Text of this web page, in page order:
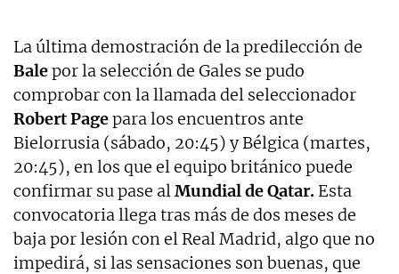
La última demostración de la predilección de
Balepor la selección de Gales se pudo
comprobar con la llamada del seleccionador
Robert Pagepara los encuentros ante
Bielorrusia (sábado, 20:45) y Bélgica (martes,
20:45), en los que el equipo británico puede
confirmar su pase alMundial de Qatar. Esta
convocatoria llega tras más de dos meses de
baja por lesión con el Real Madrid, algo que no
impedirá, si las sensaciones son buenas, que